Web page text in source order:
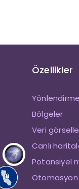
Özellikler
Bölgeler
Veri
Canlı
Potansiyel
Otomasyon